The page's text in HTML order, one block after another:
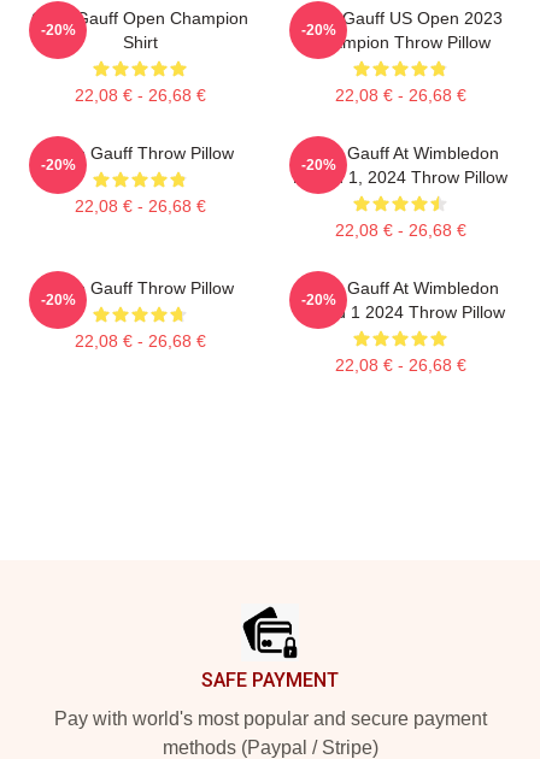
Coco Gauff Open Champion
Shirt
22,08 € - 26,68 €
-20%
Coco Gauff US Open 2023
Champion Throw Pillow
22,08 € - 26,68 €
-20%
Coco Gauff Throw Pillow
22,08 € - 26,68 €
-20%
Coco Gauff At Wimbledon
Round 1, 2024 Throw Pillow
22,08 € - 26,68 €
-20%
Coco Gauff Throw Pillow
22,08 € - 26,68 €
-20%
Coco Gauff At Wimbledon
Round 1 2024 Throw Pillow
22,08 € - 26,68 €
-20%
SAFE PAYMENT
Pay with world's most popular and secure payment
methods (Paypal / Stripe)